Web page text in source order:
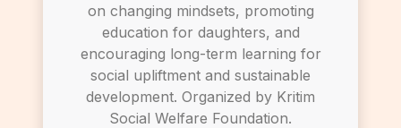
on changing mindsets, promoting
education for daughters, and
encouraging long-term learning for
social upliftment and sustainable
development. Organized by Kritim
Social Welfare Foundation.